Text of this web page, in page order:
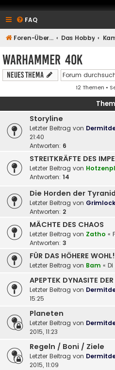
FAQ
Foren-Übersicht Das Hobby
Warhammer 40k
Neues Thema
12 Themen •
Storyline
Letzter Beitrag von
21:40
Antworten: 6
STREITKRÄFTE DES
Letzter Beitrag von
Antworten: 14
Die Horden der
Letzter Beitrag von Grimlock
Antworten: 2
MÄCHTE DES CHAOS
Letzter Beitrag von Zatho «
Antworten: 3
FÜR DAS HÖHERE WOHL!
Letzter Beitrag von Bam « Di
APEPTEK DYNASITE
Letzter Beitrag von
15:25
Planeten
Letzter Beitrag von
2015, 11:23
Regeln / Boni / Ziele
Letzter Beitrag von
2015, 11:09